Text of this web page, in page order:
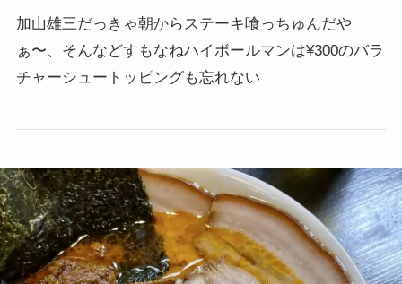
加山雄三だっきゃ朝からステーキ喰っちゅんだや
ぁ〜、そんなどすもなねハイボールマンは¥300のバラ
チャーシュートッピングも忘れない